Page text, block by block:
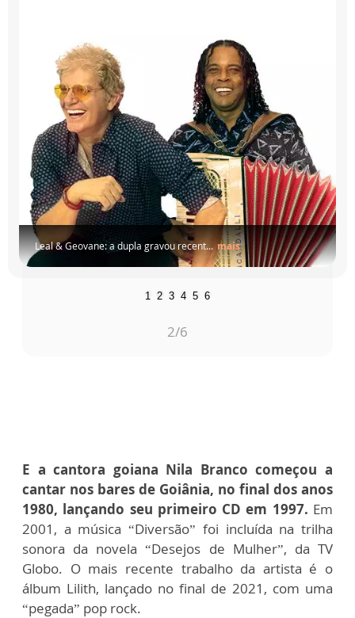
Leal & Geovane: a dupla gravou recent... mais
1 2 3 4 5 6
2/6
E a cantora goiana Nila Branco começou a
cantar nos bares de Goiânia, no final dos anos
1980, lançando seu primeiro CD em 1997. Em
2001, a música “Diversão” foi incluída na trilha
sonora da novela “Desejos de Mulher”, da TV
Globo. O mais recente trabalho da artista é o
álbum Lilith, lançado no final de 2021, com uma
“pegada” pop rock.